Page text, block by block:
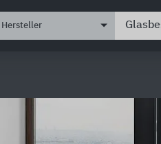
Hersteller